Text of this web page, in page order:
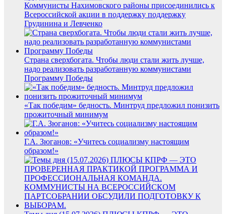
Коммунисты Нахимовского районы присоединились к
Всероссийской акции в поддержку поддержку
Грудинина и Левченко
Страна сверхбогата. Чтобы люди стали жить лучше,
надо реализовать разработанную коммунистами
Программу Победы
«Так победим» бедность. Минтруд предложил понизить
прожиточный минимум
Г.А. Зюганов: «Учитесь социализму настоящим
образом!»